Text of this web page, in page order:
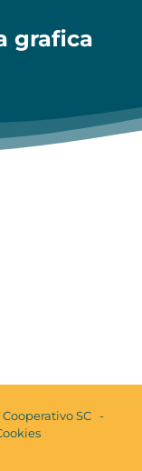
grafica
Cooperativo SC -